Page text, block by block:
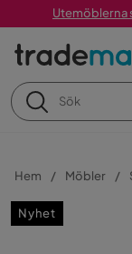
Utemöblerna
Hem Möbler
Nyhet